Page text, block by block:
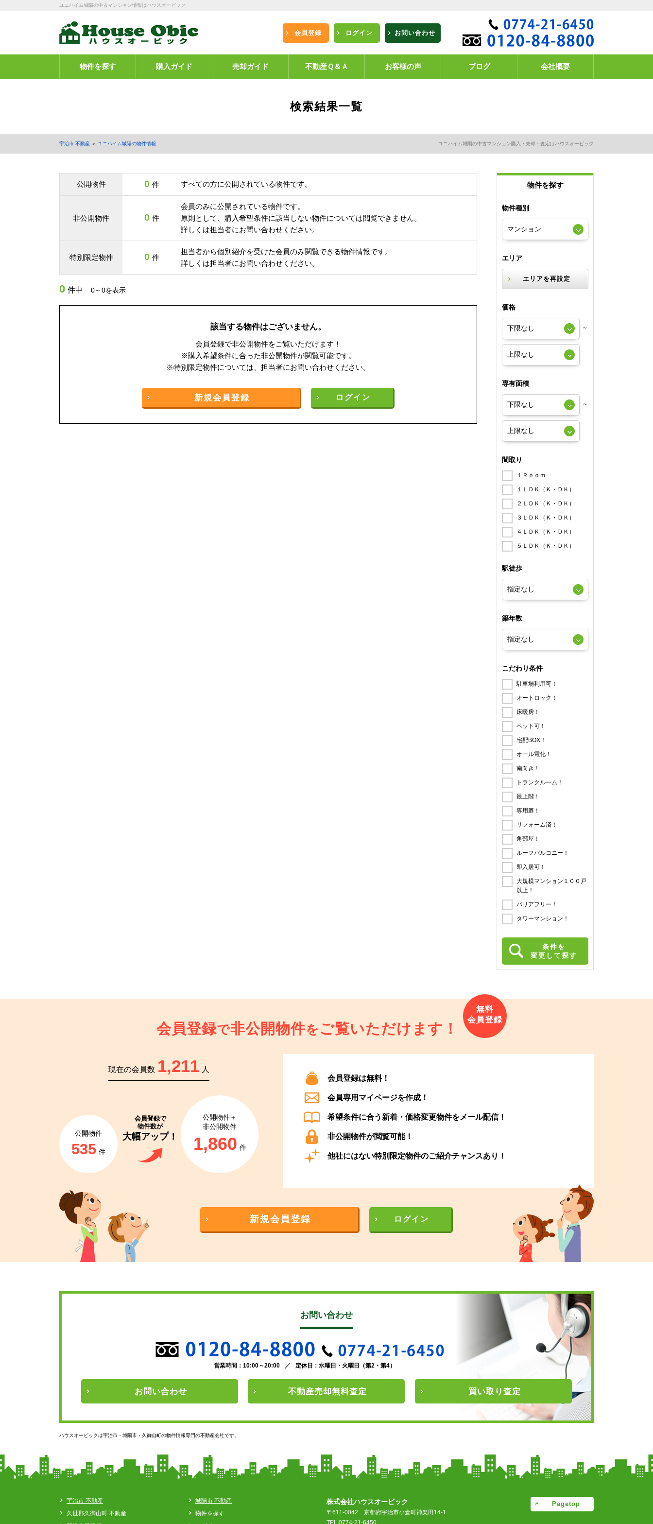
ユニハイム城陽の中古マンション情報はハウスオービック
会員登録 ログイン お問い合わせ
物件を探す 購入ガイド 売却ガイド 不動産Ｑ＆Ａ お客様の声 ブログ 会社概要
検索結果一覧
宇治市 不動産 ＞ ユニハイム城陽の物件情報 ユニハイム城陽の中古マンション購入・売却・査定はハウスオービック
公開物件 0 件 すべての方に公開されている物件です。
非公開物件 0 件
会員のみに公開されている物件です。
原則として、購入希望条件に該当しない物件については閲覧できません。
詳しくは担当者にお問い合わせください。
特別限定物件 0 件
担当者から個別紹介を受けた会員のみ閲覧できる物件情報です。
詳しくは担当者にお問い合わせください。
0 件中 0～0を表示
該当する物件はございません。
会員登録で非公開物件をご覧いただけます！
※購入希望条件に合った非公開物件が閲覧可能です。
※特別限定物件については、担当者にお問い合わせください。
新規会員登録 ログイン
物件を探す
物件種別
エリア
エリアを再設定
価格
～
専有面積
～
間取り
１Ｒｏｏｍ
１ＬＤＫ（Ｋ・ＤＫ）
２ＬＤＫ（Ｋ・ＤＫ）
３ＬＤＫ（Ｋ・ＤＫ）
４ＬＤＫ（Ｋ・ＤＫ）
５ＬＤＫ（Ｋ・ＤＫ）
駅徒歩
築年数
こだわり条件
駐車場利用可！
オートロック！
床暖房！
ペット可！
宅配BOX！
オール電化！
南向き！
トランクルーム！
最上階！
専用庭！
リフォーム済！
角部屋！
ルーフバルコニー！
即入居可！
大規模マンション１００戸
以上！
バリアフリー！
タワーマンション！
条件を
変更して探す
会員登録で非公開物件を ご覧いただけます！
現在の会員数 1,211 人
会員登録で
物件数が
大幅アップ！
公開物件
535 件
公開物件＋
非公開物件
1,860 件
会員登録は無料！
会員専用マイページを作成！
希望条件に合う新着・価格変更物件をメール配信！
非公開物件が閲覧可能！
他社にはない特別限定物件のご紹介チャンスあり！
新規会員登録 ログイン
お問い合わせ
営業時間：10:00～20:00 ／ 定休日：水曜日・火曜日（第2・第4）
お問い合わせ 不動産売却無料査定 買い取り 査定
ハウスオービックは宇治市・城陽市・久御山町の物件情報専門の不動産会社です。
Pagetop
宇治市 不動産
城陽市 不動産
久世郡久御山町 不動産
物件を探す
株式会社ハウスオービック
〒611-0042 京都府宇治市小倉町神楽田14-1
TEL 0774-21-6450